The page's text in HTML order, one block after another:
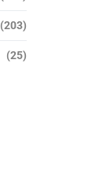
(203)
(25)